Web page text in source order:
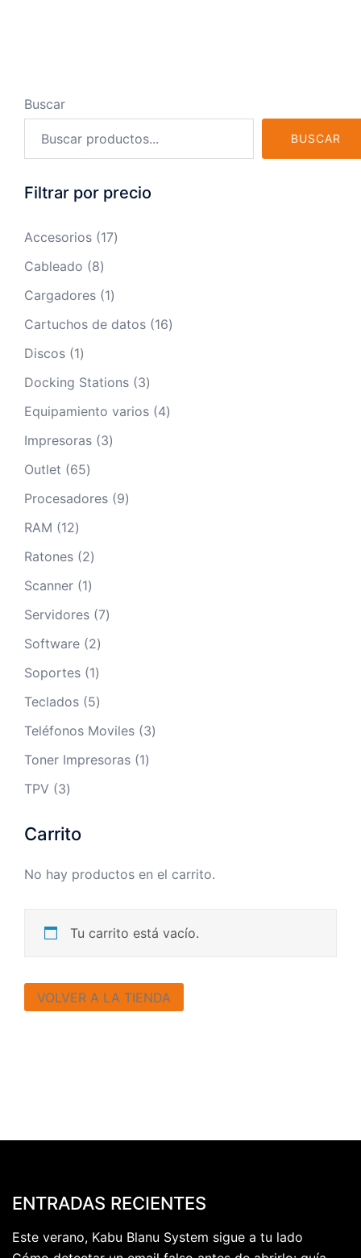
Buscar
BUSCAR
Filtrar por precio
Accesorios 1717
Cableado 88
productos
Cargadores 11
producto
Cartuchos de datos 1616
Discos 11
Docking Stations 33
productos
Equipamiento varios 44
Impresoras 33
Outlet 6565
productos
Procesadores 99
RAM 1212
productos
Ratones 22
Scanner 11
producto
Servidores 77
Software 22
Soportes 11
Teclados 55
productos
Teléfonos Moviles 33
Toner Impresoras 11
TPV 33
Carrito
No hay productos en el carrito.
Tu carrito está vacío.
VOLVER A LA TIENDA
ENTRADAS RECIENTES
Este verano, Kabu Blanu System sigue a tu lado